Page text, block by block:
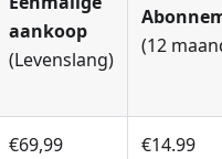
aankoop
(Levenslang)
(12
€69,99 €14.99